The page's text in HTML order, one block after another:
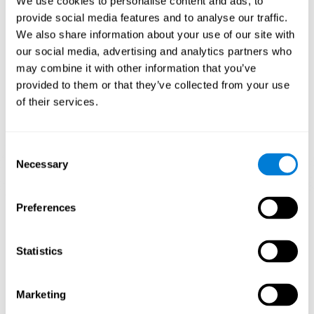
provide social media features and to analyse our traffic.
We also share information about your use of our site with
our social media, advertising and analytics partners who
may combine it with other information that you’ve
provided to them or that they’ve collected from your use
of their services.
Selection
Necessary
Preferences
Statistics
Marketing
mejoren las funciones cognitivas. En el juego Space Rescue se
busca estimular capacidades relacionadas con la estimación y
percepción espacial.
1ª SEMANA 2ª SEMANA 3ª SEMANA
Proyección gráfica orientativa de las redes neuronales después
¿Qué pasa cuando no entreno mis
Nuestro cerebro está diseñado para ahorrar recursos, de modo
que tiende a eliminar las conexiones que no se usan. De este